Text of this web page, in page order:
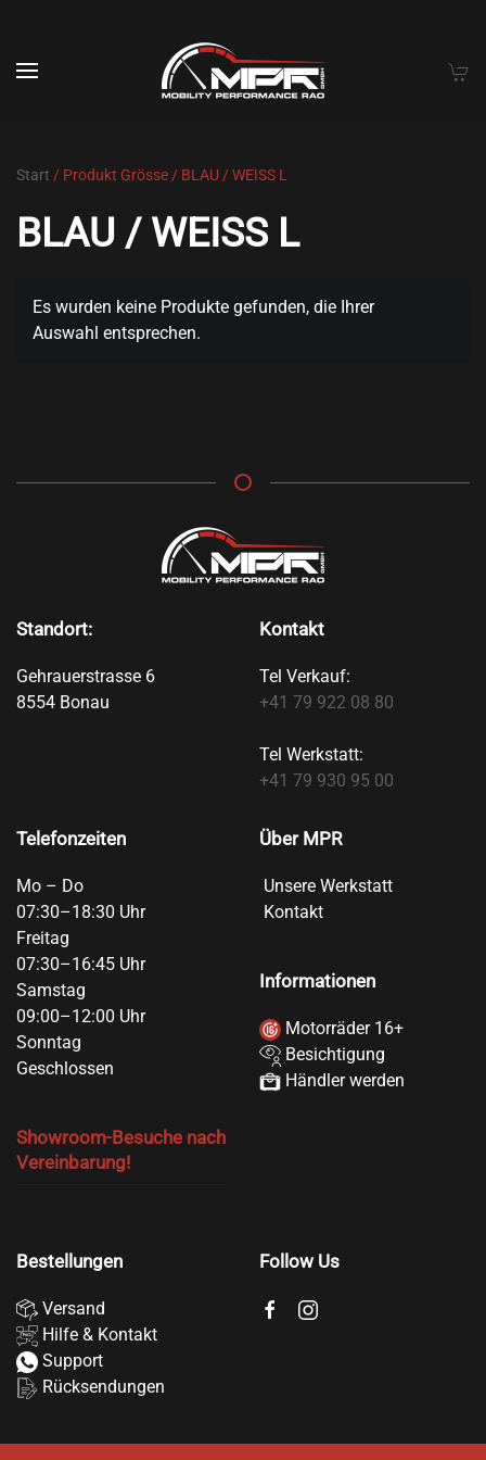
Skip to main content
Start / Produkt Grösse / BLAU / WEISS L
BLAU / WEISS L
Es wurden keine Produkte gefunden, die Ihrer
Auswahl entsprechen.
Standort:
Gehrauerstrasse 6
8554 Bonau
Kontakt
Tel Verkauf:
+41 79 922 08 80
Tel Werkstatt:
+41 79 930 95 00
Telefonzeiten
Mo – Do
07:30–18:30 Uhr
Freitag
07:30–16:45 Uhr
Samstag
09:00–12:00 Uhr
Sonntag
Geschlossen
Showroom-Besuche nach
Vereinbarung!
Über MPR
Unsere Werkstatt
Kontakt
Informationen
Motorräder 16+
Besichtigung
Händler werden
Bestellungen
Versand
Hilfe & Kontakt
Support
Rücksendungen
Follow Us